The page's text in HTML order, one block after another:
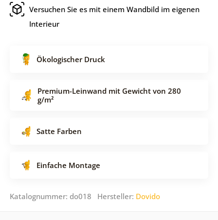
Versuchen Sie es mit einem Wandbild im eigenen
Interieur
Ökologischer Druck
Premium-Leinwand mit Gewicht von 280
g/m²
Satte Farben
Einfache Montage
Katalognummer: do018 Hersteller: Dovido